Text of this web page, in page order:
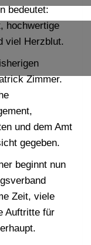
bedeutet:
hochwertige
viel Herzblut.
Zimmer.
und dem Amt
gegeben.
beginnt nun
Zeit, viele
Auftritte für